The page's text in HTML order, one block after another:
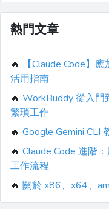
熱門文章
🔥
【Claude Code】
活用指南
🔥 WorkBuddy 從入門
繁瑣工作
🔥 Google Gemini CLI
🔥 Claude Code 進階
工作流程
🔥 關於 x86、x64、